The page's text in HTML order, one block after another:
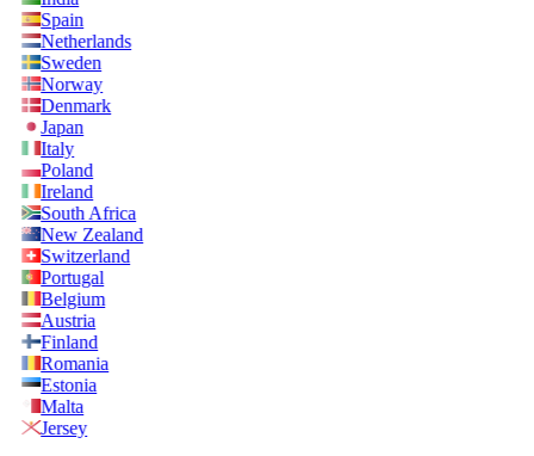
Spain
Netherlands
Sweden
Norway
Denmark
Japan
Italy
Poland
Ireland
South Africa
New Zealand
Switzerland
Portugal
Belgium
Austria
Finland
Romania
Estonia
Malta
Jersey